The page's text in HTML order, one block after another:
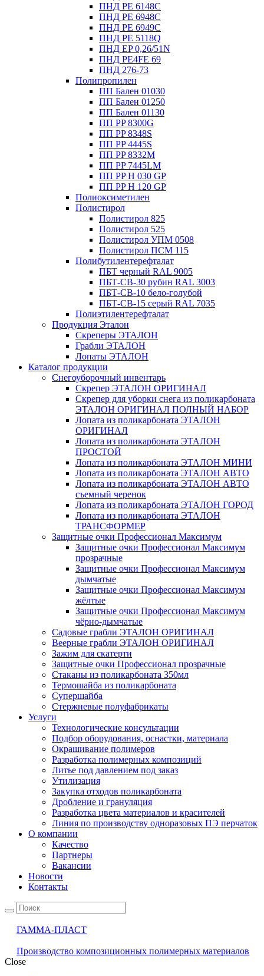
ПНД PE 6148C
ПНД PE 6948C
ПНД PE 6949C
ПНД PE 5118Q
ПНД EP 0,26/51N
ПНД PE4FE 69
ПНД 276-73
Полипропилен
ПП Бален 01030
ПП Бален 01250
ПП Бален 01130
ПП PP 8300G
ПП PP 8348S
ПП PP 4445S
ПП PP 8332M
ПП PP 7445LM
ПП PP H 030 GP
ПП PP H 120 GP
Полиоксиметилен
Полистирол
Полистирол 825
Полистирол 525
Полистирол УПМ 0508
Полистирол ПСМ 115
Полибутилентерефталат
ПБТ черный RAL 9005
ПБТ-СВ-30 рубин RAL 3003
ПБТ-СВ-10 бело-голубой
ПБТ-СВ-15 серый RAL 7035
Полиэтилентерефталат
Продукция Эталон
Скреперы ЭТАЛОН
Грабли ЭТАЛОН
Лопаты ЭТАЛОН
Каталог продукции
Снегоуборочный инвентарь
Скрепер ЭТАЛОН ОРИГИНАЛ
Скрепер для уборки снега из поликарбоната
ЭТАЛОН ОРИГИНАЛ ПОЛНЫЙ НАБОР
Лопата из поликарбоната ЭТАЛОН
ОРИГИНАЛ
Лопата из поликарбоната ЭТАЛОН
ПРОСТОЙ
Лопата из поликарбоната ЭТАЛОН МИНИ
Лопата из поликарбоната ЭТАЛОН АВТО
Лопата из поликарбоната ЭТАЛОН АВТО
съемный черенок
Лопата из поликарбоната ЭТАЛОН ГОРОД
Лопата из поликарбоната ЭТАЛОН
ТРАНСФОРМЕР
Защитные очки Профессионал Максимум
Защитные очки Профессионал Максимум
прозрачные
Защитные очки Профессионал Максимум
дымчатые
Защитные очки Профессионал Максимум
жёлтые
Защитные очки Профессионал Максимум
чёрно-дымчатые
Садовые грабли ЭТАЛОН ОРИГИНАЛ
Веерные грабли ЭТАЛОН ОРИГИНАЛ
Зажим для скатерти
Защитные очки Профессионал прозрачные
Стаканы из поликарбоната 350мл
Термошайба из поликарбоната
Супершайба
Стержневые полуфабрикаты
Услуги
Технологические консультации
Подбор оборудования, оснастки, материала
Окрашивание полимеров
Разработка полимерных композиций
Литье под давлением под заказ
Утилизация
Закупка отходов поликарбоната
Дробление и грануляция
Разработка цвета материалов и красителей
Линия по производству одноразовых ПЭ перчаток
О компании
Качество
Партнеры
Вакансии
Новости
Контакты
ГАММА-ПЛАСТ
Производство композиционных полимерных материалов
Close